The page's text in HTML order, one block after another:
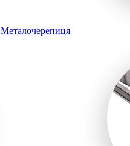
Металочерепиця